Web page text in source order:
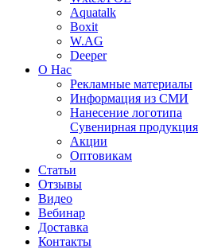
Aquatalk
Boxit
W.AG
Deeper
О Нас
Рекламные материалы
Информация из СМИ
Нанесение логотипа
Сувенирная продукция
Акции
Оптовикам
Статьи
Отзывы
Видео
Вебинар
Доставка
Контакты